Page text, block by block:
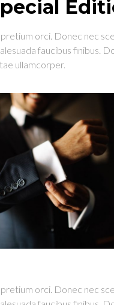
orci. Donec nec
faucibus finibus.
ullamcorper.
orci. Donec nec